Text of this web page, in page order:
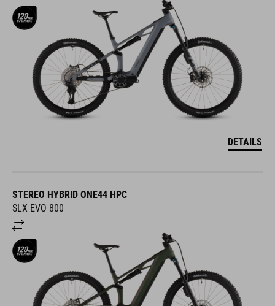
DETAILS
STEREO HYBRID ONE44 HPC
SLX EVO 800